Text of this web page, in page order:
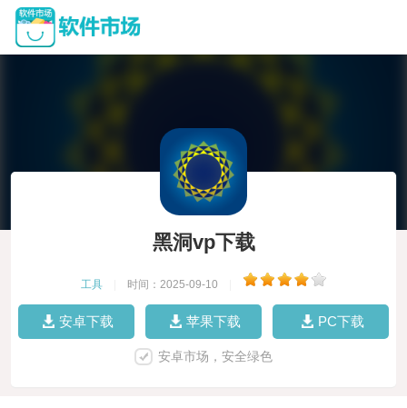
黑洞vp下载
工具 时间：2025-09-10
安卓下载 苹果下载 PC下载
安卓市场，安全绿色